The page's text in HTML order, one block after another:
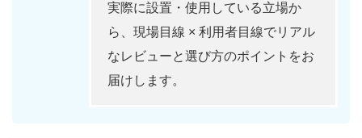
実際に設置・使用している立場か
ら、現場目線 × 利用者目線でリアル
なレビューと選び方のポイントをお
届けします。